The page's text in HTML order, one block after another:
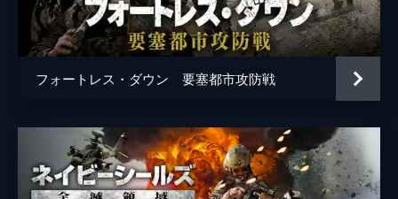
フォートレス・ダウン 要塞都市攻防戦